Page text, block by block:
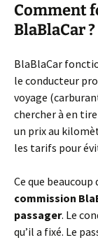
Comment
BlaBlaCar ?
BlaBlaCar
le conducteur
voyage
chercher à en
un prix au
les tarifs pour
Ce que
commission
passager. Le
qu’il a fixé. Le